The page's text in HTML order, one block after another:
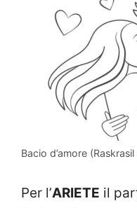
Bacio d’amore
Per l’ARIETE il